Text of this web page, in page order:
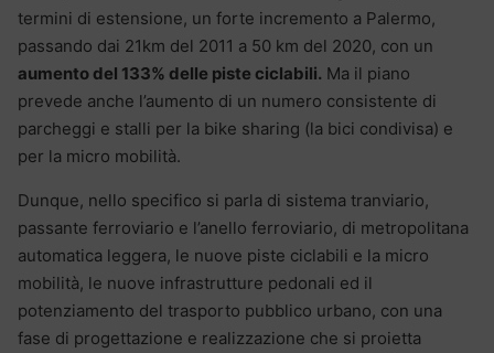
termini di estensione, un forte incremento a Palermo,
passando dai 21km del 2011 a 50 km del 2020, con un
aumento del 133% delle piste ciclabili. Ma il piano
prevede anche l’aumento di un numero consistente di
parcheggi e stalli per la bike sharing (la bici condivisa) e
per la micro mobilità.
Dunque, nello specifico si parla di sistema tranviario,
passante ferroviario e l’anello ferroviario, di metropolitana
automatica leggera, le nuove piste ciclabili e la micro
mobilità, le nuove infrastrutture pedonali ed il
potenziamento del trasporto pubblico urbano, con una
fase di progettazione e realizzazione che si proietta